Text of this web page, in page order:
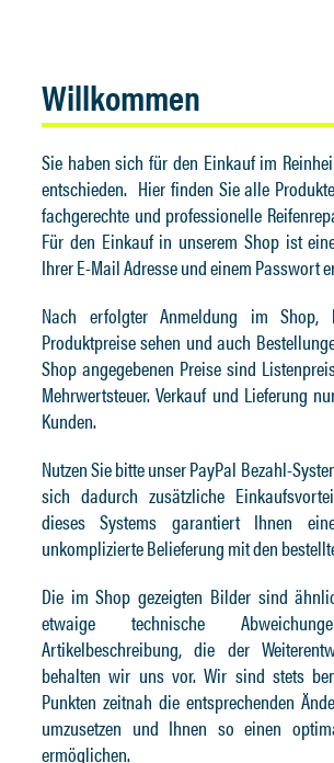
Willkommen
Sie haben sich für den Einkauf im
entschieden. Hier finden Sie alle
fachgerechte und professionelle
Für den Einkauf in unserem Shop ist
Ihrer E-Mail Adresse und einem Passwort
Nach erfolgter Anmeldung im Shop,
Produktpreise sehen und auch
Shop angegebenen Preise sind
Mehrwertsteuer. Verkauf und Lieferung
Kunden.
Nutzen Sie bitte unser PayPal Bezahl-
sich dadurch zusätzliche
dieses Systems garantiert Ihnen
unkomplizierte Belieferung mit den
Die im Shop gezeigten Bilder sind
etwaige technische
Artikelbeschreibung, die der
behalten wir uns vor. Wir sind stets
Punkten zeitnah die entsprechenden
umzusetzen und Ihnen so einen
ermöglichen.